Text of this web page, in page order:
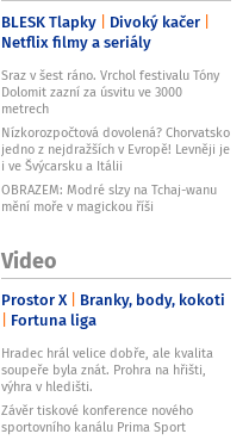
BLESK Tlapky Divoký kačer
Netflix filmy a seriály
Sraz v šest ráno. Vrchol festivalu Tóny
Dolomit zazní za úsvitu ve 3000
metrech
Nízkorozpočtová dovolená? Chorvatsko
jedno z nejdražších v Evropě! Levněji je
i ve Švýcarsku a Itálii
OBRAZEM: Modré slzy na Tchaj-wanu
mění moře v magickou říši
Video
Prostor X Branky, body, kokoti
Fortuna liga
Hradec hrál velice dobře, ale kvalita
soupeře byla znát. Prohra na hřišti,
výhra v hledišti.
Závěr tiskové konference nového
sportovního kanálu Prima Sport